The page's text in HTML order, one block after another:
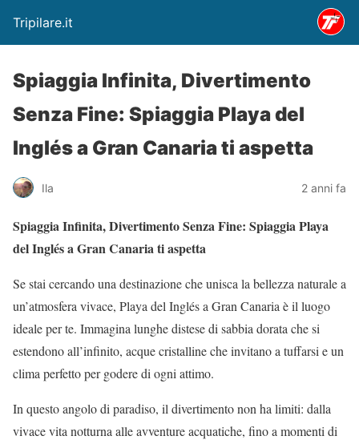
Tripilare.it
Spiaggia Infinita, Divertimento
Senza Fine: Spiaggia Playa del
Inglés a Gran Canaria ti aspetta
Ila 2 anni fa
Spiaggia Infinita, Divertimento Senza Fine: Spiaggia Playa
del Inglés a Gran Canaria ti aspetta
Se stai cercando una destinazione che unisca la bellezza naturale a
un’atmosfera vivace, Playa del Inglés a Gran Canaria è il luogo
ideale per te. Immagina lunghe distese di sabbia dorata che si
estendono all’infinito, acque cristalline che invitano a tuffarsi e un
clima perfetto per godere di ogni attimo.
In questo angolo di paradiso, il divertimento non ha limiti: dalla
vivace vita notturna alle avventure acquatiche, fino a momenti di